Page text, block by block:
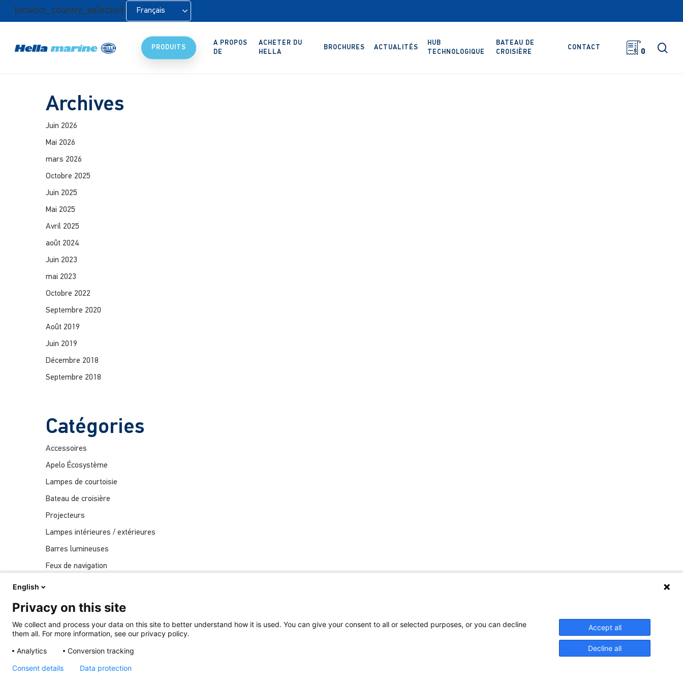
Retour[vcwccr_country_selector] Français
PRODUITS
A PROPOS
DE
ACHETER DU
HELLA
BROCHURES ACTUALITÉS
HUB
TECHNOLOGIQUE
BATEAU DE
CROISIÈRE
CONTACT
0
Archives
Juin 2026
Mai 2026
mars 2026
Octobre 2025
Juin 2025
Mai 2025
Avril 2025
août 2024
Juin 2023
mai 2023
Octobre 2022
Septembre 2020
Août 2019
Juin 2019
Décembre 2018
Septembre 2018
Catégories
Accessoires
Apelo Écosystème
Lampes de courtoisie
Bateau de croisière
Projecteurs
Lampes intérieures / extérieures
Barres lumineuses
Feux de navigation
Éclairage sous-marin
Récemment Publié
English
Privacy on this site
We collect and process your data on this site to better understand how it is used. You can give your consent to all or selected purposes, or you can decline
them all. For more information, see our privacy policy.
Analytics
Conversion tracking
Accept all
Decline all
Consent details Data protection